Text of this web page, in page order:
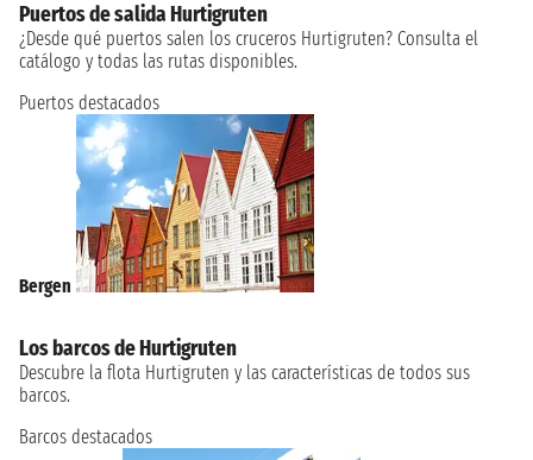
Puertos de salida Hurtigruten
¿Desde qué puertos salen los cruceros Hurtigruten? Consulta el
catálogo y todas las rutas disponibles.
Puertos destacados
Bergen
Los barcos de Hurtigruten
Descubre la flota Hurtigruten y las características de todos sus
barcos.
Barcos destacados